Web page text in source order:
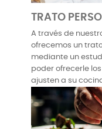
TRATO
A través de
ofrecemos un
mediante un
poder ofrecerle
ajusten a su